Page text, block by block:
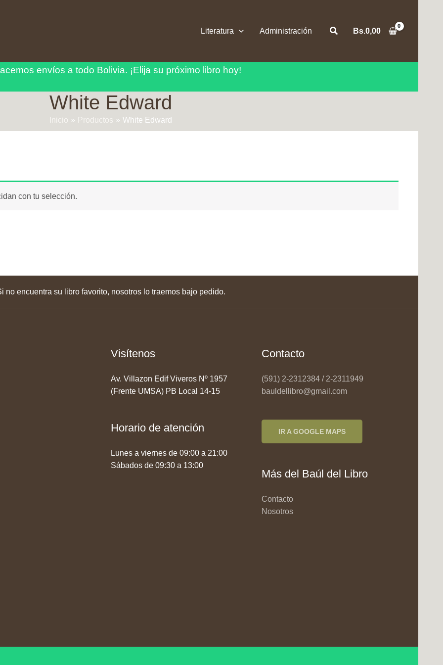
Literatura Administración BuscarBs.0,00
envíos a todo Bolivia. ¡Elija su próximo libro hoy!
White Edward
Inicio Productos White Edward
con tu selección.
no encuentra su libro favorito, nosotros lo traemos bajo pedido.
Visítenos
Av. Villazon Edif Viveros Nº 1957
(Frente UMSA) PB Local 14-15
Horario de atención
Lunes a viernes de 09:00 a 21:00
Sábados de 09:30 a 13:00
Contacto
(591) 2-2312384 / 2-2311949
bauldellibro@gmail.com
IR A GOOGLE MAPS
Más del Baúl del Libro
Contacto
Nosotros